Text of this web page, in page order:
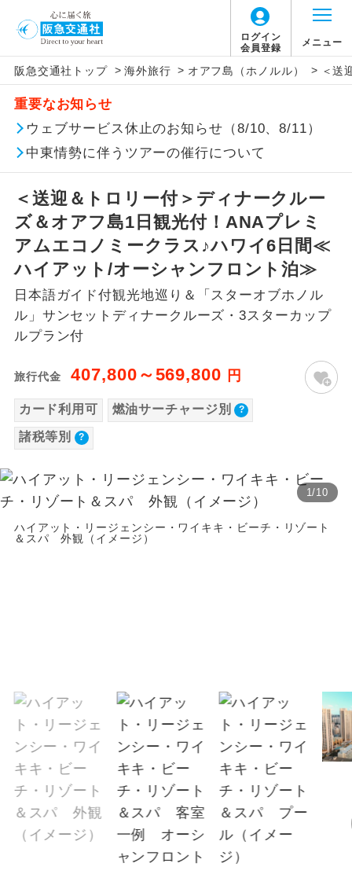
ログイン
会員登録
メニュー
阪急交通社トップ > 海外旅行 > オアフ島（ホノルル） > ＜送
重要なお知らせ
ウェブサービス休止のお知らせ（8/10、8/11）
中東情勢に伴うツアーの催行について
＜送迎＆トロリー付＞ディナークルー
ズ＆オアフ島1日観光付！ANAプレミ
アムエコノミークラス♪ハワイ6日間≪
ハイアット/オーシャンフロント泊≫
日本語ガイド付観光地巡り＆「スターオブホノル
ル」サンセットディナークルーズ・3スターカップ
ルプラン付
旅行代金 407,800～569,800 円
カード利用可 燃油サーチャージ別
諸税等別
1/10
ハイアット・リージェンシー・ワイキキ・ビーチ・リゾート
＆スパ 外観（イメージ）
旅行代金に燃油サーチャージは含まれており
ません。別途お支払いが必要となります。
目安：73,600〜80,800円（2026/07/21現
在）
※上記の燃油サーチャージは変更になる場合
があります。
旅行代金に、以下の料金は含まれておりませ
ん。別途お支払が必要となります。
【日本国内空港施設使用料】
成田国際空港
大人（12歳以上）2,460円、子供（2歳以上12
歳未満）1,240円
【旅客保安サービス料】
大人（12歳以上）700円、子供（2歳以上12
歳未満）700円
【海外空港諸税等】
旅行代金に各国空港の旅客サービス施設使用
料と空港税等は含まれておりません。別途お
支払いが必要となります。
15,250円、子供（2歳以上12歳未満）15,250
円、幼児11,510円
2026/8/10〜2026/9/21 大人（12歳以上）
15,250円、子供（2歳以上12歳未満）15,250
11,510円
※上記以外の出発日につきましては料金確定
後にご案内いたします。
※手配の都合により変更になる場合がありま
す。
【その他諸税追加】
航空保険特別料金
このツアーは以下の出発地から追加代金でご参
加いただけます。
※リクエスト受付の場合、ご手配の可否は後日回答さ
せていただきます。
追加代金にて各地発着ありとは
当ツアーは日程表に記載の出発空港だけで
なく、各地より下記追加代金にて飛行機や
鉄道などを利用しご参加いただけます。
ご同行者様が異なる発着地をご希望の場合
は、当社予約センターまで連絡ください。
アイコン 説明
添乗員同行
往路出発空港（駅）から復路到着空港
（駅）まで同行します。
現地到着後、現地係員が同行しお世話い
たします。
バスガイド乗
務
バスガイドが乗務し、車内での観光案内
があります。
新コース
世界遺産
ユネスコに登録されている文化遺産や自
温泉 温泉地にも宿泊するコースです。
露天風呂
ご宿泊ホテルに露天風呂が付いていま
ご宿泊ホテルに大浴場が付いています。
全食事付き
全てのお食事が付いていますので、お食
事の心配はいりません。（機内食を除
く）
す。
2名様催行
2名様から出発可能な個人型プランで
す。
おひとり様参
加限定
おひとり様限定でご参加いただけるコー
スです。
1名様1室同代
1名様1室利用でも追加料金がかからない
コースです。